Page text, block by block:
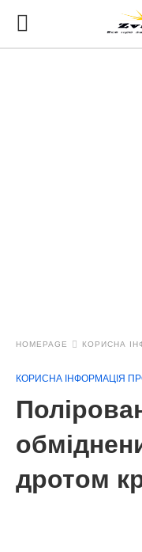
HOMEPAGE КОРИСНА
КОРИСНА ІНФОРМАЦІЯ
дротом